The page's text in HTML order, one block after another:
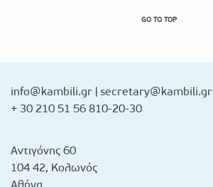
GO TO TOP
info@kambili.gr secretary@kambili.gr
+ 30 210 51 56 810-20-30
Αντιγόνης 60
104 42, Κολωνός